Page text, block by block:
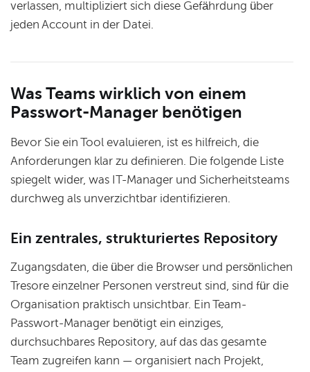
verlassen, multipliziert sich diese Gefährdung über
jeden Account in der Datei.
Was Teams wirklich von einem
Passwort-Manager benötigen
Bevor Sie ein Tool evaluieren, ist es hilfreich, die
Anforderungen klar zu definieren. Die folgende Liste
spiegelt wider, was IT-Manager und Sicherheitsteams
durchweg als unverzichtbar identifizieren.
Ein zentrales, strukturiertes Repository
Zugangsdaten, die über die Browser und persönlichen
Tresore einzelner Personen verstreut sind, sind für die
Organisation praktisch unsichtbar. Ein Team-
Passwort-Manager benötigt ein einziges,
durchsuchbares Repository, auf das das gesamte
Team zugreifen kann — organisiert nach Projekt,